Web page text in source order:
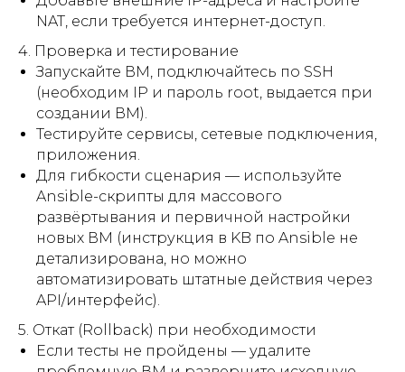
NAT, если требуется интернет-доступ.
4. Проверка и тестирование
Запускайте ВМ, подключайтесь по SSH
(необходим IP и пароль root, выдается при
создании ВМ).
Тестируйте сервисы, сетевые подключения,
приложения.
Для гибкости сценария — используйте
Ansible-скрипты для массового
развёртывания и первичной настройки
новых ВМ (инструкция в KB по Ansible не
детализирована, но можно
автоматизировать штатные действия через
API/интерфейс).
5. Откат (Rollback) при необходимости
Если тесты не пройдены — удалите